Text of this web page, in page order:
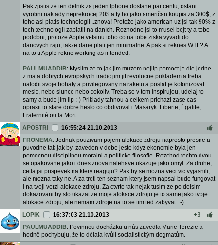
Pak zjistis ze ten delnik za jeden Iphone dostane par centu, ostani
vyrobni naklady neprekrocej 20$ a ty ho jako američan koupis za 300$, z
toho asi platis technologii...znova! Protože jako american uz jsi tak 90% z
tech technologií zaplatil na daních. Rozhodne jsi to musel bejt ty a tobe
podobni, protoze Apple vetsinu toho co na tobe ziska vyvadi do
danovych raju, takze dane plati jen minimalne. A pak si reknes WTF? A
na to ti Apple rekne working as intended.
PAULMUADDIB: Myslim ze to jak jim muzem nejlip pomoct je dle jedne
z mala dobrych evropskych tradic jim jit revolucne prikladem a treba
nalodit svoje bohaty a privilegovany na raketu a poslat je kolonizovat
mesic, nebo slunce nebo cokoliv. Treba se v tom inspirujou, udelaj to
samy a bude jim lip :-) Priklady tahnou a celkem prichazi zase cas
oprasit to stare dobre heslo co obdivoval i Masaryk: Liberté, Égalité,
Fraternité ou la Mort.
APOSTRI
16:55:24 21.10.2013
FRONEMA: Jednak pouzivam pojem alokace zdroju naprosto presne a
puvodne tak jak byl zaveden v dobe jeste kdyz ekonomie byla jen
pomocnou disciplinou moralni a politicke filosofie. Rozchod techto dvou
se opakovane jako i dnes znova nalehave ukazuje jako omyl. Za druhe,
cetla jsi prispevek na ktery reaguju? Pak by se mozna veci vic vyjasnili,
ale mozna taky ne. A za treti ten seznam ktery jsem napsal bude fungovat
i na tvoji verzi alokace zdroju. Za ctvrte tak nejak tusim ze po delsim
dokazovani by slo ukazat ze moje alokace zdroju je to same jako tvoje
alokace zdroju, ale nemam zdroje na to se tim ted zabyvat. :-)
LOPIK
16:37:03 21.10.2013
+3
PAULMUADDIB: Povinnou docházku u nás zavedla Marie Terezie a
hodně pochybuju, že to dělala kvůli socialistickým dogmatům.